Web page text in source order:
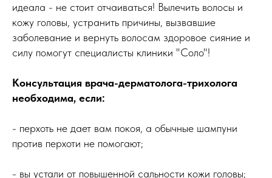
идеала - не стоит отчаиваться! Вылечить волосы и
кожу головы, устранить причины, вызвавшие
заболевание и вернуть волосам здоровое сияние и
силу помогут специалисты клиники "Соло"!
Консультация врача-дерматолога-трихолога
необходима, если:
- перхоть не дает вам покоя, а обычные шампуни
против перхоти не помогают;
- вы устали от повышенной сальности кожи головы;